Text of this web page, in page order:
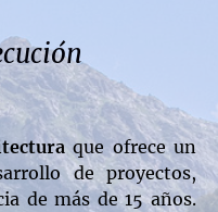
que ofrece un
de proyectos,
de más de 15 años.